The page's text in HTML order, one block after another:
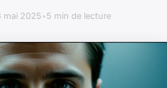
mai 2025•5 min de lecture